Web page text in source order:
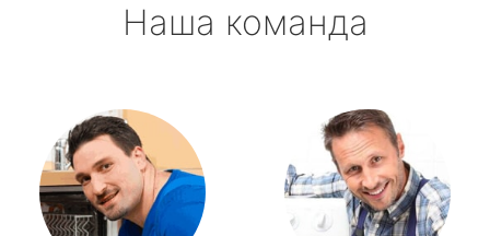
Наша команда